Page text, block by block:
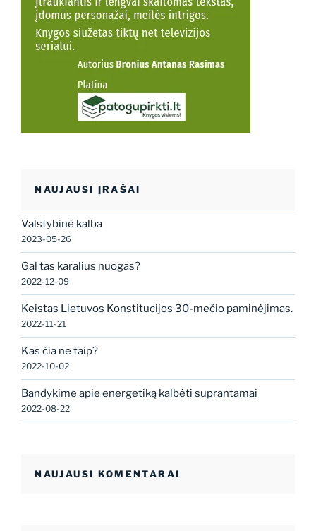
NAUJAUSI ĮRAŠAI
Valstybinė kalba
2023-05-26
Gal tas karalius nuogas?
2022-12-09
Keistas Lietuvos Konstitucijos 30-mečio paminėjimas.
2022-11-21
Kas čia ne taip?
2022-10-02
Bandykime apie energetiką kalbėti suprantamai
2022-08-22
NAUJAUSI KOMENTARAI